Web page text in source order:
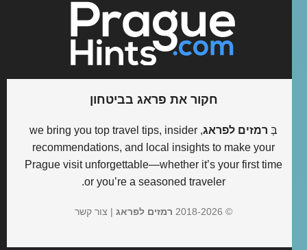
חקור את פראג בביטחון
בְּרמזים לפראג , we bring you top travel tips, insider
recommendations, and local insights to make your
Prague visit unforgettable—whether it’s your first time
or you’re a seasoned traveler.
© 2018-
2026 רמזים לפראג| צור קשר